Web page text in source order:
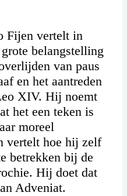
Fijen vertelt in
belangstelling
van paus
en het aantreden
XIV. Hij noemt
het een teken is
moreel
vertelt hoe hij zelf
betrekken bij de
Hij doet dat
Adveniat.